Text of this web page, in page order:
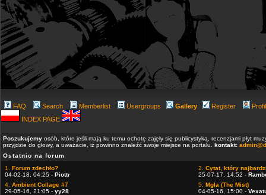
FAQ Search Memberlist Usergroups Gallery Register
INDEX PAGE
Poszukujemy osób, które jeśli mają ku temu ochotę zajęły się publicystyką, recenzjami płyt
przyjdzie do głowy, a uważacie, iż powinno znaleźć swoje miejsce na portalu. kontakt:
Ostatnio na forum
1. Forum zdechło?
04-02-18, 04:25 - Piottr
2. Cytat, który
25-07-17, 14:52 -
4. Ambient Collage #7
29-05-16, 21:05 - yy28
5. Mgla (The Mist)
04-05-16, 15:00 -